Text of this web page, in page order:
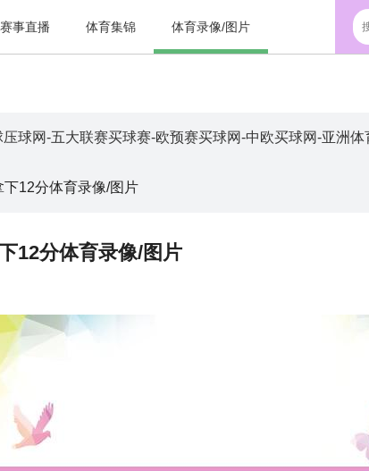
事直播 体育集锦 体育录像/图片
球网-五大联赛买球赛-欧预赛买球网-中欧买球网-亚洲
12分体育录像/图片
12分体育录像/图片